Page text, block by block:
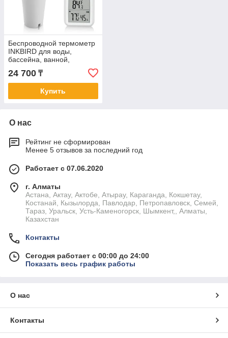
Беспроводной термометр
INKBIRD для воды,
бассейна, ванной,
аквариума,
24 700 ₸
Купить
О нас
Рейтинг не сформирован
Менее 5 отзывов за последний год
Работает с 07.06.2020
г. Алматы
Астана, Актау, Актобе, Атырау, Караганда, Кокшетау,
Костанай, Кызылорда, Павлодар, Петропавловск, Семей,
Тараз, Уральск, Усть-Каменогорск, Шымкент,, Алматы,
Казахстан
Контакты
Сегодня работает с 00:00 до 24:00
Показать весь график работы
О нас
Контакты